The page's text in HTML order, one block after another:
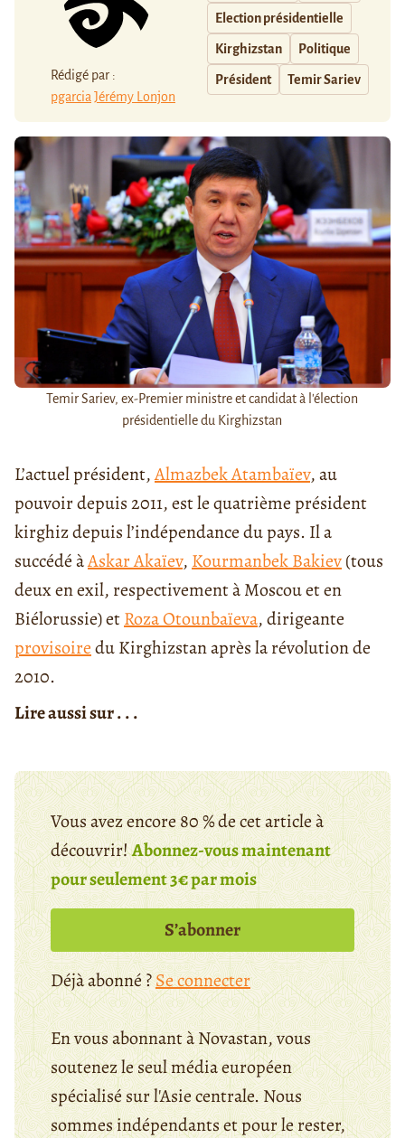
Rédigé par :
pgarcia Jérémy Lonjon
Election présidentielle
Kirghizstan Politique
Président Temir Sariev
Temir Sariev, ex-Premier ministre et candidat à l'élection
présidentielle du Kirghizstan
L’actuel président,Almazbek Atambaïev, au
pouvoir depuis 2011, est le quatrième président
kirghiz depuis l’indépendance du pays. Il a
succédé àAskar Akaïev, Kourmanbek Bakiev(tous
deux en exil, respectivement à Moscou et en
Biélorussie) etRoza Otounbaïeva, dirigeante
provisoiredu Kirghizstan après la révolution de
2010.
Lire aussi sur . . .
Vous avez encore 80 % de cet article à
découvrir!Abonnez-vous maintenant
pour seulement 3€ par mois
S’abonner
Déjà abonné ?Se connecter
En vous abonnant à Novastan, vous
soutenez le seul média européen
spécialisé sur l'Asie centrale. Nous
sommes indépendants et pour le rester,